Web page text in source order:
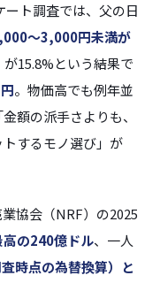
ート調査では、父の日
〜3,000円未満が
15.8%という結果で
。物価高でも例年並
額の派手さよりも、
するモノ選び」が
協会（NRF）の2025
高の240億ドル、一人
時点の為替換算）
と